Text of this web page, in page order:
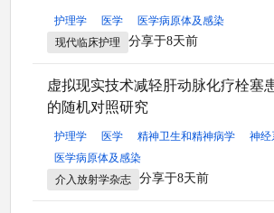
护理学 医学
医学病原体及感染
现代临床护理
分享于8天前
虚拟现实技术减轻肝动脉化疗栓塞
的随机对照研究
护理学 医学 精神卫生和精神病学
神经
医学病原体及感染
介入放射学杂志
分享于8天前